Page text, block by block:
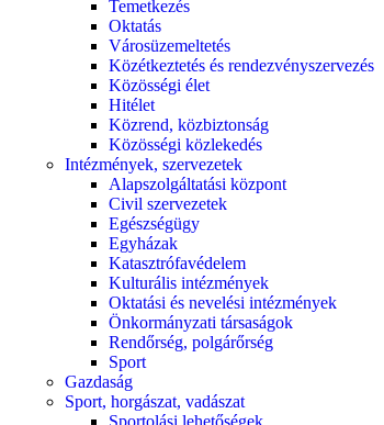
Temetkezés
Oktatás
Városüzemeltetés
Közétkeztetés és rendezvényszervezés
Közösségi élet​
Hitélet
Közrend, közbiztonság
Közösségi közlekedés
Intézmények, szervezetek
Alapszolgáltatási központ
Civil szervezetek
Egészségügy
Egyházak
Katasztrófavédelem
Kulturális intézmények
Oktatási és nevelési intézmények
Önkormányzati társaságok
Rendőrség, polgárőrség
Sport
Gazdaság
Sport, horgászat, vadászat
Sportolási lehetőségek